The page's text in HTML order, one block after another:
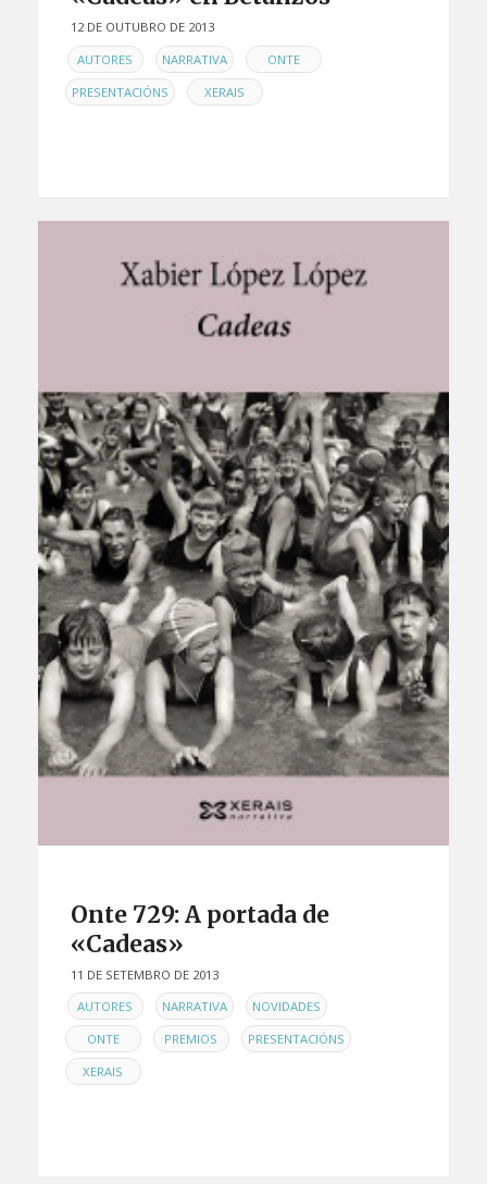
12 DE OUTUBRO DE 2013
EN AUTORES , NARRATIVA , ONTE ,
PRESENTACIÓNS , XERAIS
Onte 729: A portada de
«Cadeas»
11 DE SETEMBRO DE 2013
ENAUTORES , NARRATIVA , NOVIDADES ,
ONTE , PREMIOS , PRESENTACIÓNS ,
XERAIS